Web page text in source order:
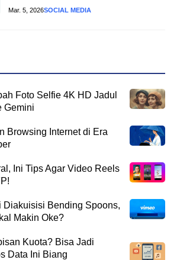
Mar. 5, 2026SOCIAL MEDIA
Foto Selfie 4K HD Jadul
Gemini
Browsing Internet di Era
Ini Tips Agar Video Reels
Diakuisisi Bending Spoons,
Makin Oke?
Kuota? Bisa Jadi
Data Ini Biang